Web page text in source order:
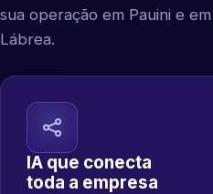
sua operação em Pauini e
Lábrea.
IA que conecta
toda a empresa